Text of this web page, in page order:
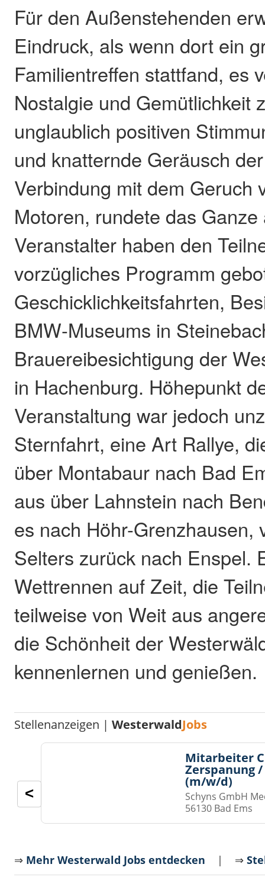
Für den Außenstehenden
Eindruck, als wenn dort ein
Familientreffen stattfand, es
Nostalgie und Gemütlichkeit
unglaublich positiven
und knatternde Geräusch
Verbindung mit dem Geruch
Motoren, rundete das Ganze
Veranstalter haben den
vorzügliches Programm
Geschicklichkeitsfahrten,
BMW-Museums in
Brauereibesichtigung der
in Hachenburg. Höhepunkt
Veranstaltung war jedoch
Sternfahrt, eine Art Rallye,
über Montabaur nach Bad
aus über Lahnstein nach
es nach Höhr-Grenzhausen,
Selters zurück nach Enspel.
Wettrennen auf Zeit, die
teilweise von Weit aus
die Schönheit der
kennenlernen und genießen.
Stellenanzeigen |WesterwaldJobs
Mitarbeiter
Zerspanung
(m/w/d)
Schyns GmbH
56130 Bad Ems
<
⇒ Mehr Westerwald Jobs entdecken | ⇒